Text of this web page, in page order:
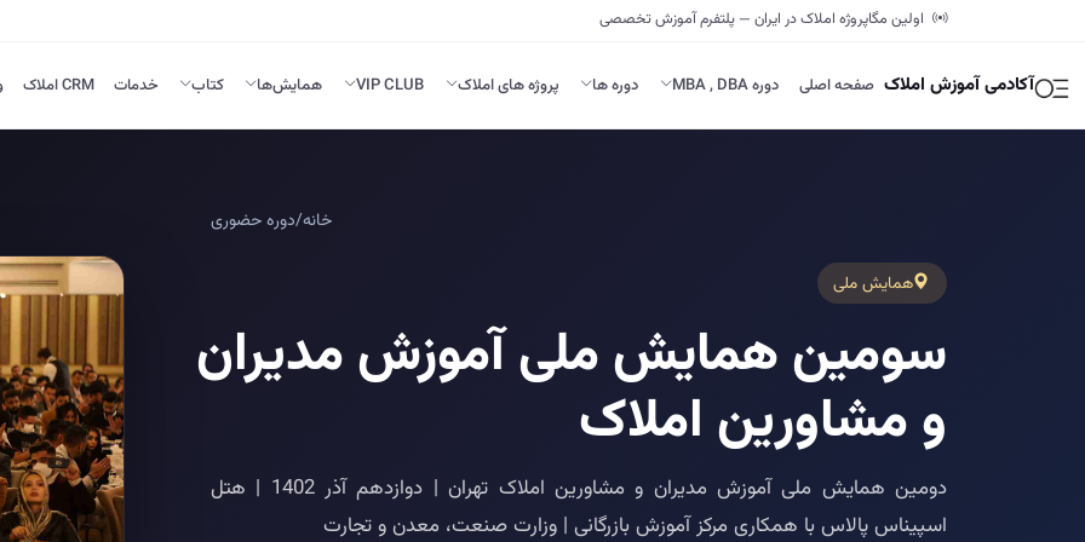
اولین مگاپروژه املاک در ایران — پلتفرم آموزش تخصصی
آکادمی آموزش املاک صفحه اصلی دوره MBA , DBA دوره ها پروژه های املاک VIP CLUB همایش‌ها کتاب خدمات CRM املاک
خانه/دوره حضوری
همایش ملی
سومین همایش ملی آموزش مدیران
و مشاورین املاک
دومین همایش ملی آموزش مدیران و مشاورین املاک تهران | دوازدهم آذر 1402 | هتل
اسپیناس پالاس با همکاری مرکز آموزش بازرگانی | وزارت صنعت، معدن و تجارت